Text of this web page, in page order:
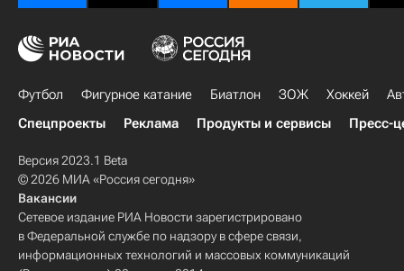
Футбол Фигурное катание Биатлон ЗОЖ Хоккей
Спецпроекты
Реклама Продукты и сервисы Пресс-
Версия 2023.1 Beta
© 2026 МИА «Россия сегодня»
Вакансии
Сетевое издание РИА Новости зарегистрировано
в Федеральной службе по надзору в сфере связи,
информационных технологий и массовых коммуникаций